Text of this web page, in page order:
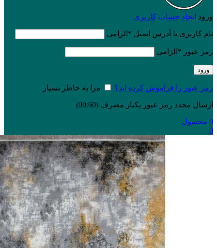
ورود ایجاد حساب کاربری
نام کاربری یا آدرس ایمیل * الزامی
رمز عبور * الزامی
ورود
رمز عبور را فراموش کرده اید؟ مرا به خاطر بسپار
ارسال مجدد رمز عبور یکبار مصرف (00:
60
)
0 محصول
0